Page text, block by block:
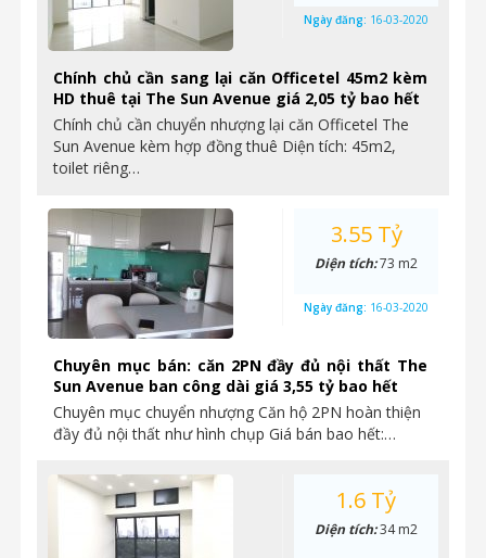
Chính chủ cần sang lại căn Officetel 45m2 kèm
HD thuê tại The Sun Avenue giá 2,05 tỷ bao hết
Chính chủ cần chuyển nhượng lại căn Officetel The
Sun Avenue kèm hợp đồng thuê Diện tích: 45m2,
toilet riêng…
Ngày đăng: 16-03-2020
Chuyên mục bán: căn 2PN đầy đủ nội thất The
Sun Avenue ban công dài giá 3,55 tỷ bao hết
Chuyên mục chuyển nhượng Căn hộ 2PN hoàn thiện
đầy đủ nội thất như hình chụp Giá bán bao hết:…
3.55 Tỷ
Diện tích:73 m2
Ngày đăng: 16-03-2020
1.6 Tỷ
Diện tích:34 m2